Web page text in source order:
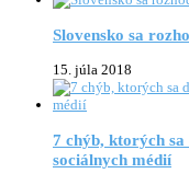
Slovensko sa
15. júla 2018
7 chýb, ktorých
sociálnych médií